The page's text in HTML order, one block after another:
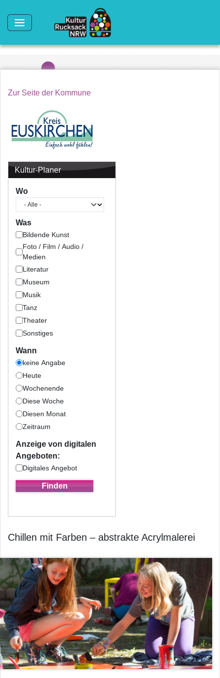
Zur Seite der Kommune
Kultur-Planer
Wo
Was
Bildende Kunst
Foto / Film / Audio /
Medien
Literatur
Museum
Musik
Tanz
Theater
Sonstiges
Wann
keine Angabe
Heute
Wochenende
Diese Woche
Diesen Monat
Zeitraum
Anzeige von digitalen
Angeboten:
Digitales Angebot
Chillen mit Farben – abstrakte Acrylmalerei